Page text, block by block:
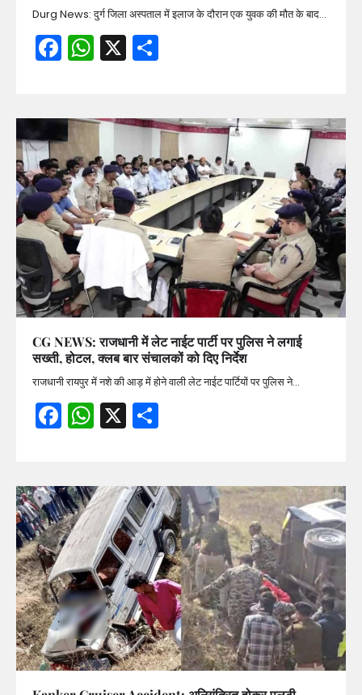
Durg News: दुर्ग जिला अस्पताल में इलाज के दौरान एक युवक की मौत के बाद…
Facebook
WhatsApp
X
CG NEWS: राजधानी में लेट नाईट पार्टी पर पुलिस ने लगाई
सख्ती, होटल, क्लब बार संचालकों को दिए निर्देश
राजधानी रायपुर में नशे की आड़ में होने वाली लेट नाईट पार्टियों पर पुलिस ने…
Facebook
WhatsApp
X